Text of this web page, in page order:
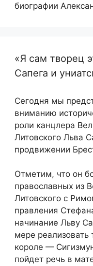
биографии
«Я сам творец
Сапега и
Сегодня мы
вниманию
роли канцлера
Литовского Льва
продвижении
Отметим, что он
православных из
Литовского с
правления
начинание Льву
мере
короле —
пойдет речь в